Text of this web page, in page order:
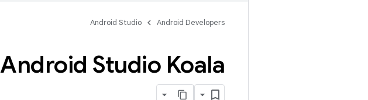
Android Developers
Android Studio
Android Studio Koala مشکلات بسته شده است